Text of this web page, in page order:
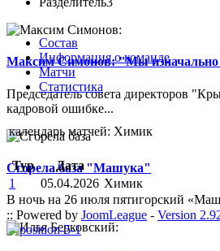
Максим Симонов: "Мы изначально
Председатель совета директоров
кадровой ошибке...
Сгорела база "Машука"
В ночь на 26 июля пятигорский
Состав
Информация о команде
Матчи
Статистика
календарь матчей: Химик
Тур Дата
1
05.04.2026 Химик
:: Powered by JoomLeague - Version